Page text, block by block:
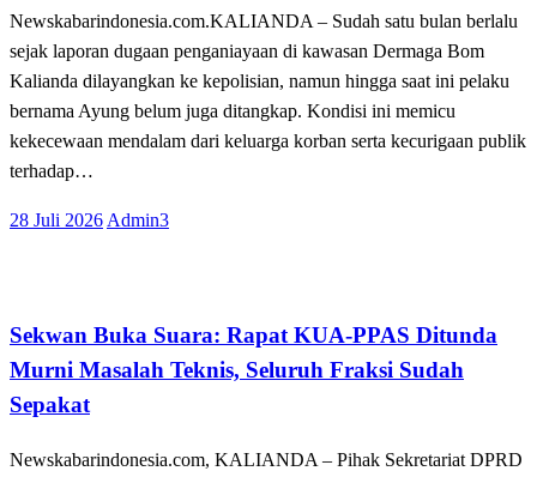
Newskabarindonesia.com.KALIANDA – Sudah satu bulan berlalu
sejak laporan dugaan penganiayaan di kawasan Dermaga Bom
Kalianda dilayangkan ke kepolisian, namun hingga saat ini pelaku
bernama Ayung belum juga ditangkap. Kondisi ini memicu
kekecewaan mendalam dari keluarga korban serta kecurigaan publik
terhadap…
Posted
28 Juli 2026 Admin3
Sekwan Buka Suara: Rapat KUA-PPAS Ditunda
Murni Masalah Teknis, Seluruh Fraksi Sudah
Sepakat
Newskabarindonesia.com, KALIANDA – Pihak Sekretariat DPRD